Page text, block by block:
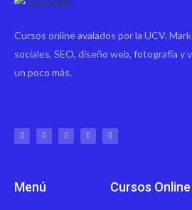
Cursos online avalados por la UCV.
sociales, SEO, diseño web, fotografía y
un poco más.
Menú Cursos Online